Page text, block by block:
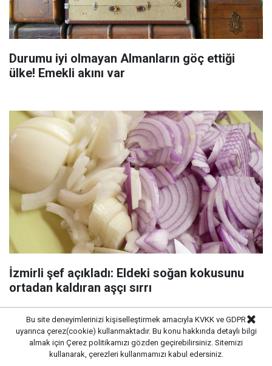
Durumu iyi olmayan Almanların göç ettiği
ülke! Emekli akını var
İzmirli şef açıkladı: Eldeki soğan kokusunu
ortadan kaldıran aşçı sırrı
Bu site deneyimlerinizi kişiselleştirmek amacıyla KVKK ve GDPR
uyarınca çerez(cookie) kullanmaktadır. Bu konu hakkında detaylı bilgi
almak için Çerez politikamızı gözden geçirebilirsiniz. Sitemizi
kullanarak, çerezleri kullanmamızı kabul edersiniz.